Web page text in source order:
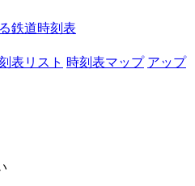
鉄道時刻表
表リスト 時刻表マップ アップ